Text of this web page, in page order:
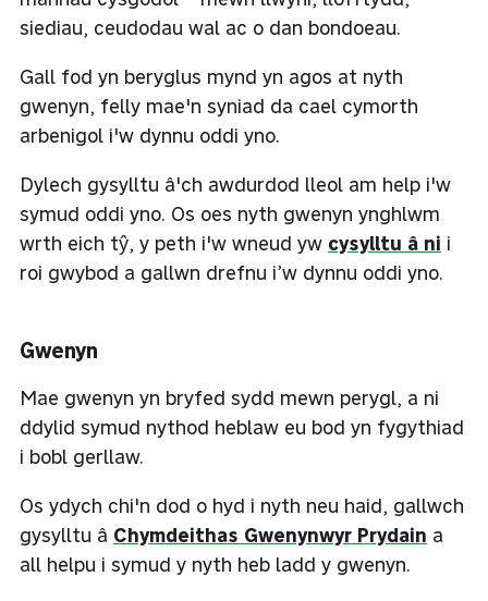
siediau, ceudodau wal ac o dan bondoeau.
Gall fod yn beryglus mynd yn agos at nyth
gwenyn, felly mae'n syniad da cael cymorth
arbenigol i'w dynnu oddi yno.
Dylech gysylltu â'ch awdurdod lleol am help i'w
symud oddi yno. Os oes nyth gwenyn ynghlwm
wrth eich tŷ, y peth i'w wneud yw cysylltu â ni i
roi gwybod a gallwn drefnu i’w dynnu oddi yno.
Gwenyn
Mae gwenyn yn bryfed sydd mewn perygl, a ni
ddylid symud nythod heblaw eu bod yn fygythiad
i bobl gerllaw.
Os ydych chi'n dod o hyd i nyth neu haid, gallwch
gysylltu â Chymdeithas Gwenynwyr Prydain a
all helpu i symud y nyth heb ladd y gwenyn.